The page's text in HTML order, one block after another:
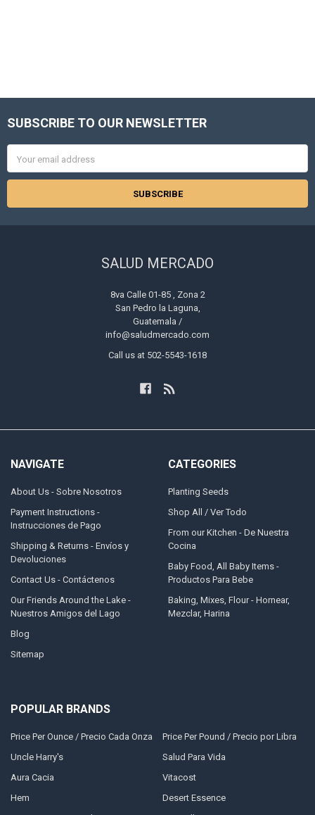
Footer
SUBSCRIBE TO OUR NEWSLETTER
Address
SALUD MERCADO
8va Calle 01-85 , Zona 2
San Pedro la Laguna,
Guatemala /
info@saludmercado.com
Call us at 502-5543-1618
NAVIGATE
About Us - Sobre Nosotros
Payment Instructions -
Instrucciones de Pago
Shipping & Returns - Envíos y
Devoluciones
Contact Us - Contáctenos
Our Friends Around the Lake -
Nuestros Amigos del Lago
Blog
Sitemap
CATEGORIES
Planting Seeds
Shop All / Ver Todo
From our Kitchen - De Nuestra
Cocina
Baby Food, All Baby Items -
Productos Para Bebe
Baking, Mixes, Flour - Hornear,
Mezclar, Harina
POPULAR BRANDS
Price Per Ounce / Precio Cada Onza
Uncle Harry's
Aura Cacia
Hem
Price Per Pound / Precio por Libra
Salud Para Vida
Vitacost
Desert Essence